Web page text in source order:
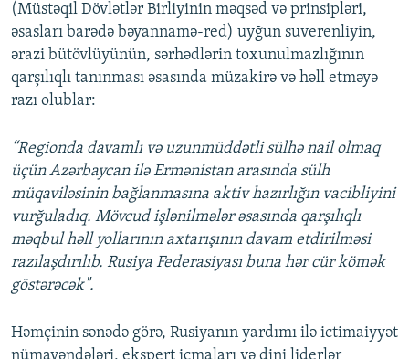
720p 1080p
1080p
(Müstəqil Dövlətlər Birliyinin məqsəd və prinsipləri,
əsasları barədə bəyannamə-red) uyğun suverenliyin,
ərazi bütövlüyünün, sərhədlərin toxunulmazlığının
qarşılıqlı tanınması əsasında müzakirə və həll etməyə
razı olublar:
“Regionda davamlı və uzunmüddətli sülhə nail olmaq
üçün Azərbaycan ilə Ermənistan arasında sülh
müqaviləsinin bağlanmasına aktiv hazırlığın vacibliyini
vurğuladıq. Mövcud işlənilmələr əsasında qarşılıqlı
məqbul həll yollarının axtarışının davam etdirilməsi
razılaşdırılıb. Rusiya Federasiyası buna hər cür kömək
göstərəcək".
Həmçinin sənədə görə, Rusiyanın yardımı ilə ictimaiyyət